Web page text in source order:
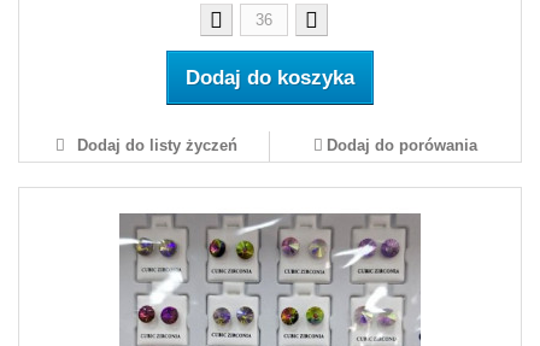
Dodaj do koszyka
Dodaj do listy życzeń Dodaj do porówania